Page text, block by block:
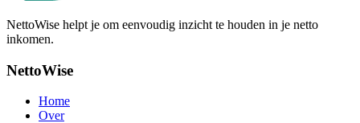
NettoWise helpt je om eenvoudig inzicht te houden in je netto
inkomen.
NettoWise
Home
Over